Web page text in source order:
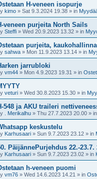
H-veneen isopurje
kimo » Sat 9.3.2024 19.38 » in
veneen purjeita North Sails
Steffi » Wed 20.9.2023 13.32 » in
purjeita,
sahwa » Mon 11.9.2023 13.14 » in
jarrubloki
vm44 » Mon 4.9.2023 19.31 » in
veturi » Wed 30.8.2023 15.30 » in
548 ja AKU traileri
. Merikalhu » Thu 27.7.2023 20.00 » in
keskustelu
Karhusaari » Sun 9.7.2023 23.12 » in
PäijännePurjehdus 22.-23.7.
Karhusaari » Sun 9.7.2023 23.02 » in
h-veneen puomi
vm76 » Wed 14.6.2023 14.21 » in